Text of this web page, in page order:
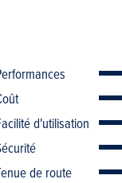
d'utilisation
de route